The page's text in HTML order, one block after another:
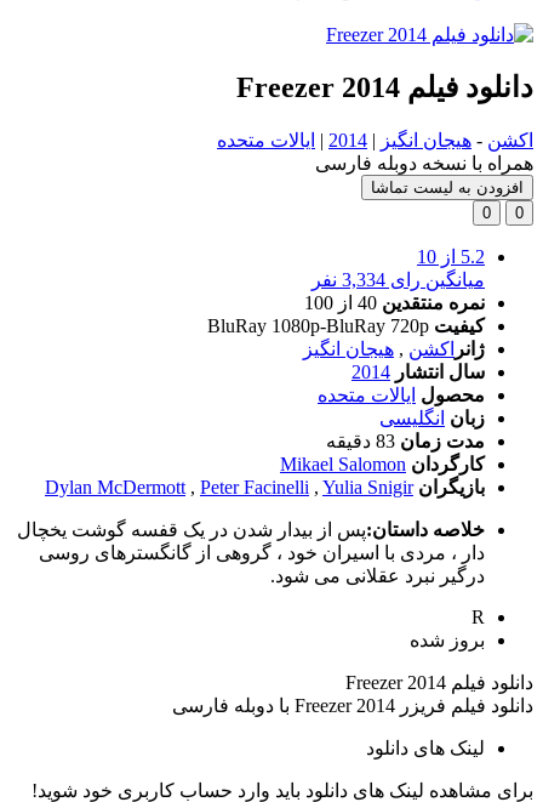
دانلود فیلم Freezer 2014
اکشن - هیجان انگیز |
2014
| ایالات متحده
همراه با نسخه دوبله فارسی
افزودن به لیست تماشا
0
0
5.2 از 10
میانگین رای 3,334 نفر
نمره منتقدین 40 از 100
کیفیت BluRay 1080p-BluRay 720p
ژانر اکشن , هیجان انگیز
سال انتشار 2014
محصول ایالات متحده
زبان انگلیسی
مدت زمان 83 دقیقه
کارگردان Mikael Salomon
بازیگران
Dylan McDermott , Peter Facinelli , Yulia Snigir
خلاصه داستان:پس از بیدار شدن در یک قفسه گوشت یخچال
دار ، مردی با اسیران خود ، گروهی از گانگسترهای روسی
درگیر نبرد عقلانی می شود.
R
بروز‌ شده
دانلود فیلم Freezer 2014
دانلود فیلم فریزر Freezer 2014 با دوبله فارسی
لینک های دانلود
برای مشاهده لینک های دانلود باید وارد حساب کاربری خود شوید!